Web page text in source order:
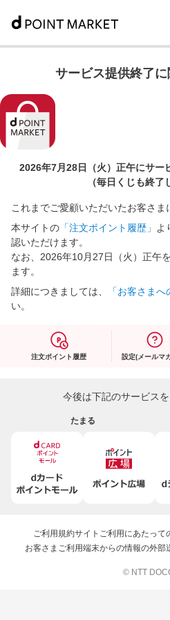
サービス提供終了
2026年7月28日（火）正午にサー
（毎日くじも終了
これまでご愛顧いただいたお客さま
本サイトの 「注文ポイント履歴」
よ
認いただけます。
なお、2026年10月27日（火）正午
ます。
詳細につきましては、
「お客さまへ
い。
注文ポイント履歴 設定(メールマ
今後は下記のサービスを
たまる
ご利用規約サイトご利用にあたって
お客さまご利用端末からの情報の外部
© NTT